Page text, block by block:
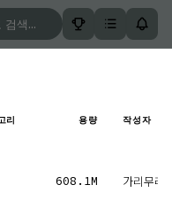
리 용량 작성자
608.1M 가리무레